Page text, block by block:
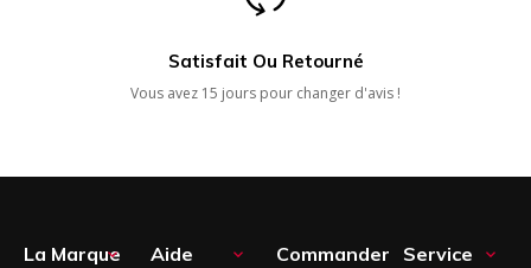
Satisfait Ou Retourné
Vous avez 15 jours pour changer d'avis !
La Marque
 Aide 
Commander
Service 